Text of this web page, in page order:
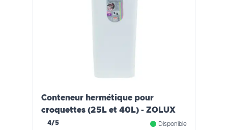
Conteneur hermétique pour
croquettes (25L et 40L) - ZOLUX
4/5 Disponible